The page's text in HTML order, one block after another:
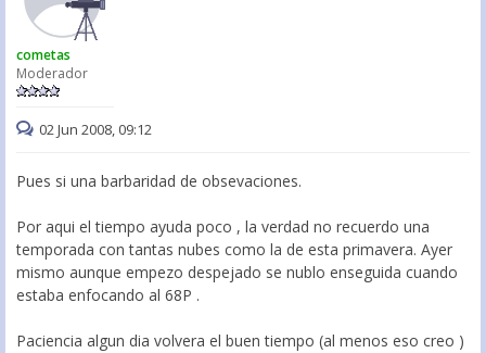
cometas
Moderador
02 Jun 2008, 09:12
Pues si una barbaridad de obsevaciones.
Por aqui el tiempo ayuda poco , la verdad no recuerdo una
temporada con tantas nubes como la de esta primavera. Ayer
mismo aunque empezo despejado se nublo enseguida cuando
estaba enfocando al 68P .
Paciencia algun dia volvera el buen tiempo (al menos eso creo )